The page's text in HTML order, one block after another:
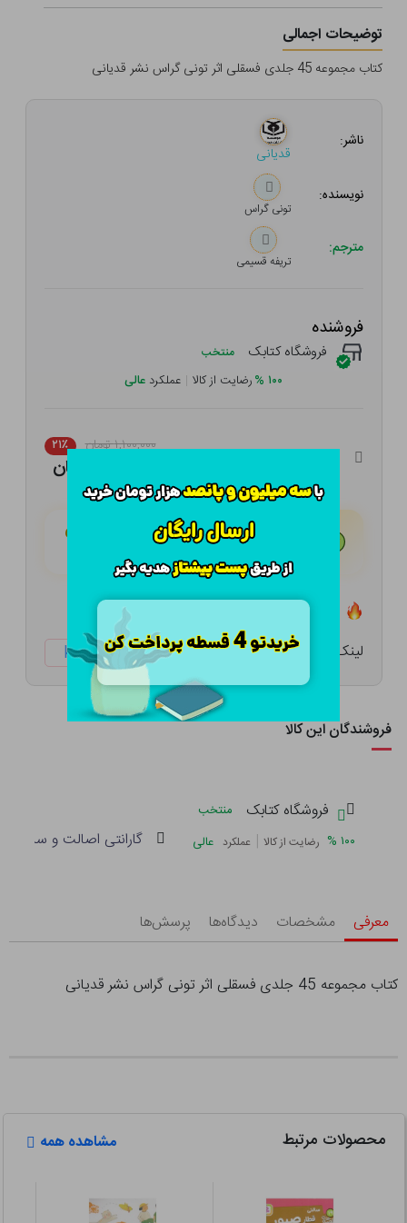
توضیحات اجمالی
کتاب مجموعه 45 جلدی فسقلی اثر تونی گراس نشر قدیانی
ناشر:
قدیانی
نویسنده:
تونی‌ گراس‌
مترجم:
تریفه قسیمی
فروشنده
فروشگاه کتابک منتخب
۱۰۰ %رضایت از کالا | عملکرد عالی
۱,۱۰۰,۰۰۰ تومان ۲۱٪
هـر قسط با تــرب‌پــی:
تعداد ۱۶ عدد در انبار موجود است
لینک کوتاه: ketabtala.com/sbp-17099
فروشندگان این کالا
فروشگاه کتابک
منتخب
۱۰۰ % رضایت از کالا | عملکرد عالی گارانتی اصالت و سلامت
معرفی مشخصات دیدگاه‌ها پرسش‌ها
کتاب مجموعه 45 جلدی فسقلی اثر تونی گراس نشر قدیانی
محصولات مرتبط مشاهده همه